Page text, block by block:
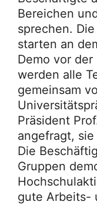
Bereichen
sprechen.
starten an
Demo vor der
werden alle
gemeinsam
Präsident
angefragt,
Die
Gruppen
gute Arbeits-